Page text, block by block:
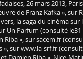
26 mars 2013,
de Franz Kafka »,
la saga du cinéma
Un Parfum (consulté
», sur sacem.fr
», surwww.la-srf.fr